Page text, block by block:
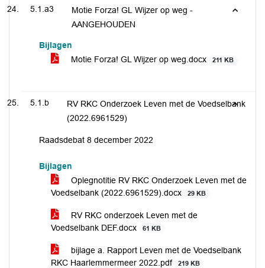
5.1.a3
Motie Forza! GL Wijzer op weg -
AANGEHOUDEN
Bijlagen
Motie Forza! GL Wijzer op weg.docx
211 KB
5.1.b
RV RKC Onderzoek Leven met de Voedselbank
(2022.6961529)
Raadsdebat 8 december 2022
Bijlagen
Oplegnotitie RV RKC Onderzoek Leven met de
Voedselbank (2022.6961529).docx
29 KB
RV RKC onderzoek Leven met de
Voedselbank DEF.docx
61 KB
bijlage a. Rapport Leven met de Voedselbank
RKC Haarlemmermeer 2022.pdf
219 KB